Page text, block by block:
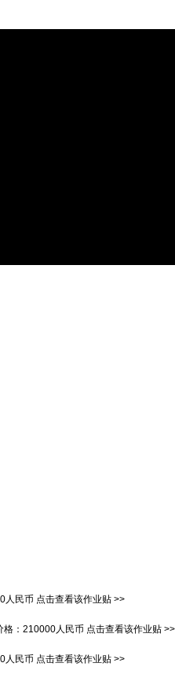
人民币 点击查看该作业贴 >>
格： 210000人民币 点击查看该作业贴 >>
人民币 点击查看该作业贴 >>